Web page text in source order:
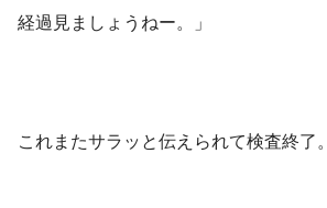
経過見ましょうねー。」
これまたサラッと伝えられて検査終了。